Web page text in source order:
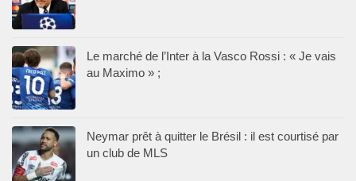
Le marché de l’Inter à la Vasco Rossi : « Je vais
au Maximo » ;
Neymar prêt à quitter le Brésil : il est courtisé par
un club de MLS